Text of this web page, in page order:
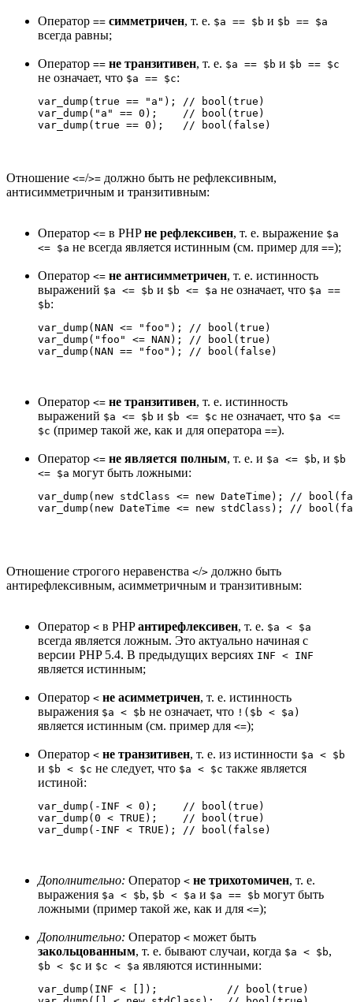
Оператор == симметричен, т. е. $a == $b и $b == $a
всегда равны;
Оператор == не транзитивен, т. е. $a == $b и $b == $c
не означает, что $a == $c:
var_dump(true == "a"); // bool(true)
var_dump("a" == 0);    // bool(true)
Отношение <=/>= должно быть не рефлексивным,
антисимметричным и транзитивным:
Оператор <= в PHPне рефлексивен, т. е. выражение $a
<= $a не всегда является истинным (см. пример для ==);
Оператор <= не антисимметричен, т. е. истинность
выражений $a <= $b и $b <= $a не означает, что $a ==
$b:
var_dump(NAN <= "foo"); // bool(true)
var_dump("foo" <= NAN); // bool(true)
var_dump(NAN == "foo"); // bool(false)
Оператор <= не транзитивен, т. е. истинность
выражений $a <= $b и $b <= $c не означает, что $a <=
$c (пример такой же, как и для оператора ==).
Оператор <= не является полным, т. е. и $a <= $b, и $b
<= $a могут быть ложными:
var_dump(new stdClass <= new DateTime); //
var_dump(new DateTime <= new stdClass); //
Отношение строгого неравенства </> должно быть
антирефлексивным, асимметричным и транзитивным:
Оператор < в PHPантирефлексивен, т. е. $a < $a
всегда является ложным. Это актуально начиная с
версии PHP 5.4. В предыдущих версиях INF < INF
является истинным;
Оператор < не асимметричен, т. е. истинность
выражения $a < $b не означает, что !($b < $a)
является истинным (см. пример для <=);
Оператор < не транзитивен, т. е. из истинности $a < $b
и $b < $c не следует, что $a < $c также является
истиной:
var_dump(-INF < 0);    // bool(true)
var_dump(0 < TRUE);    // bool(true)
var_dump(-INF < TRUE); // bool(false)
Дополнительно: Оператор < не трихотомичен, т. е.
выражения $a < $b, $b < $a и $a == $b могут быть
ложными (пример такой же, как и для <=);
Дополнительно: Оператор < может быть
закольцованным, т. е. бывают случаи, когда $a < $b,
$b < $c и $c < $a являются истинными:
var_dump(INF < []);           // bool(true)